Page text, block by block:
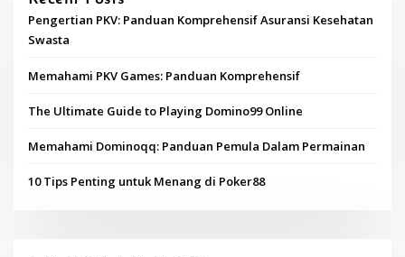
Pengertian PKV: Panduan Komprehensif Asuransi Kesehatan
Swasta
Memahami PKV Games: Panduan Komprehensif
The Ultimate Guide to Playing Domino99 Online
Memahami Dominoqq: Panduan Pemula Dalam Permainan
10 Tips Penting untuk Menang di Poker88